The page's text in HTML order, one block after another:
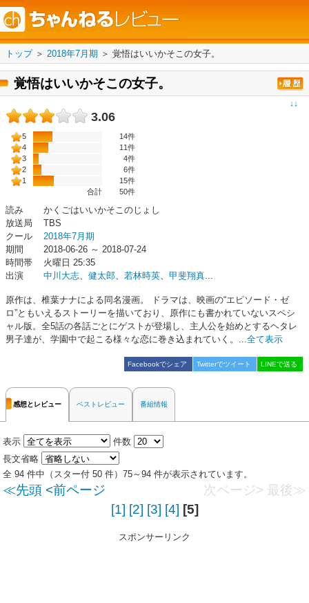
トップ＞ 2018年7月期 ＞ 覚悟はいいかそこの女子。
覚悟はいいかそこの女子。
↓↓
3.06
5
14件
4
11件
3
4件
2
6件
1
15件
合計
50件
読み
かくごはいいかそこのじょし
放送局
TBS
クール
2018年7月期
期間
2018-06-26 ～ 2018-07-24
時間帯
火曜日 25:35
出演
中川大志、 健太郎、 若林時英、 甲斐翔真...
原作は、椎葉ナナによる同名漫画。 ドラマは、映画の“エピソード・ゼ
ロ”ともいえるストーリーを描いており、原作にも書かれていないスペシ
ャル版。全5話の各話ごとにゲストが登場し、主人公を始めとするヘタレ
男子達が、学園中で起こる様々な恋に巻き込まれていく。...全て表示
Facebookでシェア Twitterでツイート LINEで送る
感想とレビュー ベストレビュー 番組情報
表示
件数
長文省略
全 94 件中（スター付 50 件）75～94 件が表示されています。
≪先頭 <前ページ 次ページ> 最後≫
[1] [2] [3] [4] [5]
スポンサーリンク